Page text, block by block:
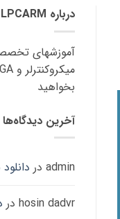
درباره LPCARM
آموزشهای
بخواهید
آخرین دیدگاه‌ها
admin در دانلود
hosin dadvr در